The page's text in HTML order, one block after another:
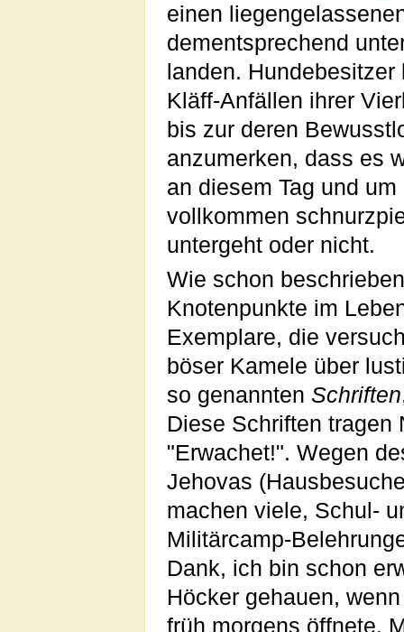
einen
dementsprechend
landen.
Kläff-Anfällen ihrer
bis zur deren
anzumerken, dass es
an diesem Tag und
vollkommen
untergeht oder nicht.
Wie schon
Knotenpunkte im
Exemplare, die
böser Kamele über
so genannten Schriften
Diese Schriften tragen
"Erwachet!". Wegen
Jehovas
machen viele, Schul-
Militärcamp-
Dank, ich bin schon
Höcker gehauen,
früh morgens öffnete.